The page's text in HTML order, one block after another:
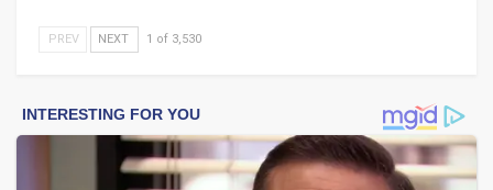
PREV NEXT 1 of 3,530